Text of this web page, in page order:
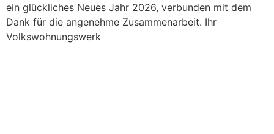
ein glückliches Neues Jahr 2026, verbunden mit dem
Dank für die angenehme Zusammenarbeit. Ihr
Volkswohnungswerk